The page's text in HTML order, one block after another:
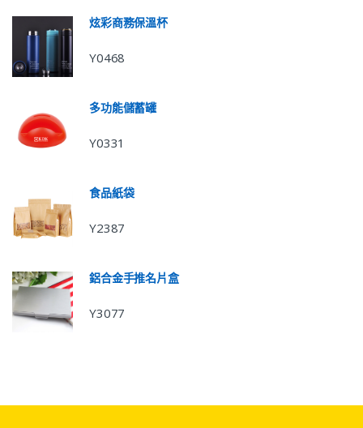
炫彩商務保溫杯
Y0468
多功能儲蓄罐
Y0331
食品紙袋
Y2387
鋁合金手推名片盒
Y3077